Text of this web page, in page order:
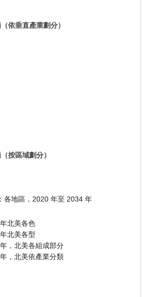
依垂直產業劃分）
按區域劃分）
各地區，2020 年至 2034 年
北美各色
北美各型
，北美各組成部分
，北美依產業分類